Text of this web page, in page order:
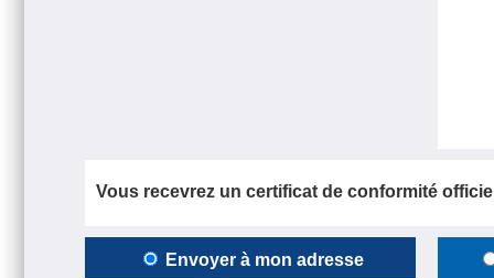
Vous recevrez un certificat de conformité
Envoyer à mon adresse